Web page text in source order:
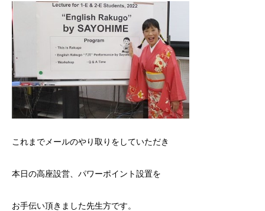
これまでメールのやり取りをしていただき
本日の高座設営、パワーポイント設置を
お手伝い頂きました先生方です。